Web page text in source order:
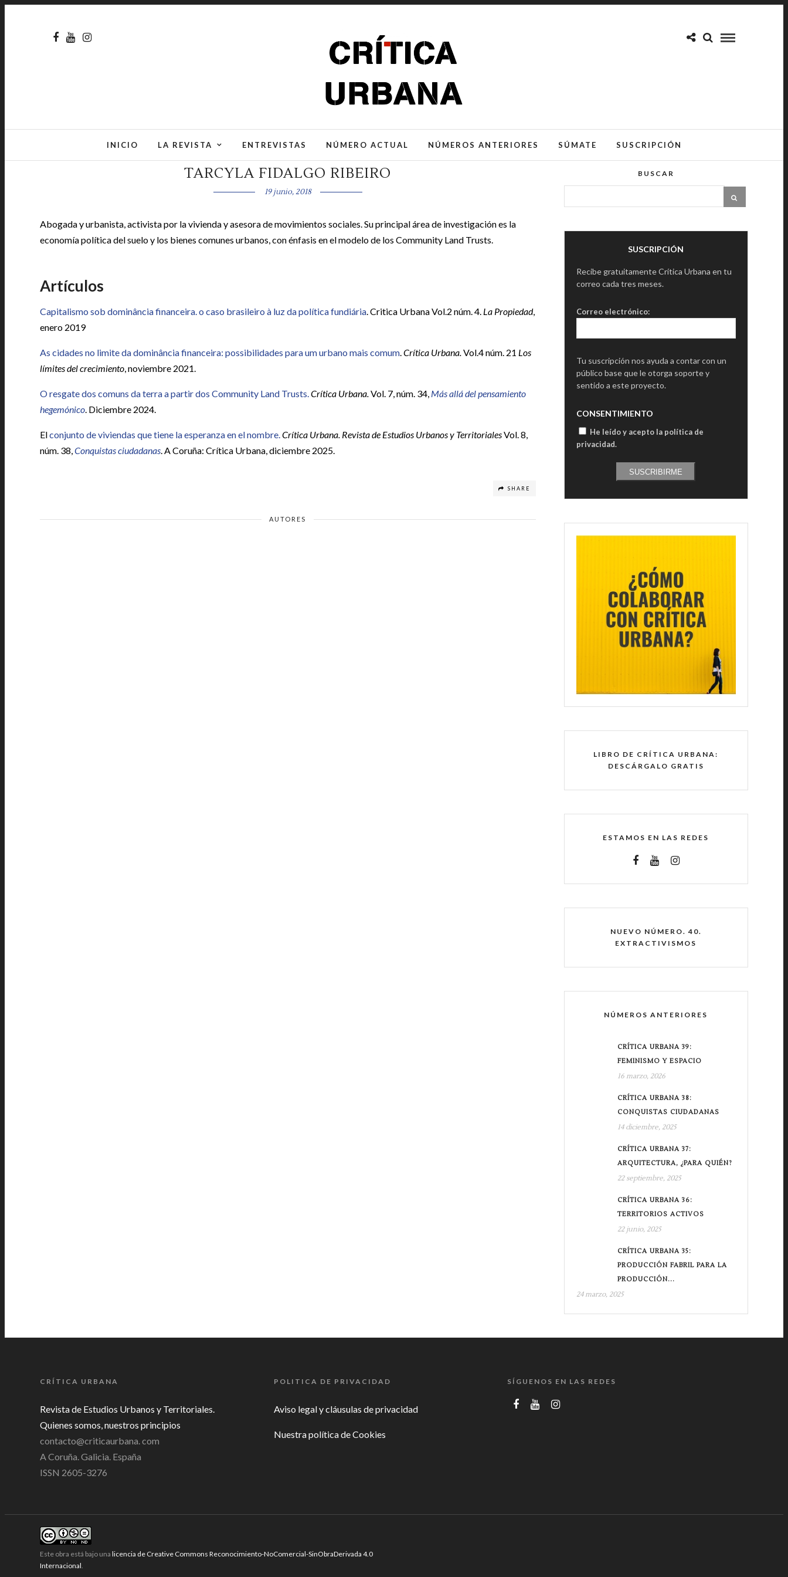
INICIO LA REVISTA ENTREVISTAS NÚMERO ACTUAL NÚMEROS ANTERIORES SÚMATE SUSCRIPCIÓN
TARCYLA FIDALGO RIBEIRO
19 junio, 2018
Abogada y urbanista, activista por la vivienda y asesora de movimientos sociales. Su principal área de investigación es la
economía política del suelo y los bienes comunes urbanos, con énfasis en el modelo de los Community Land Trusts.
Artículos
Capitalismo sob dominância financeira. o caso brasileiro à luz da política fundiária. Critica Urbana Vol.2 núm. 4. La Propiedad,
enero 2019
As cidades no limite da dominância financeira: possibilidades para um urbano mais comum.Crítica Urbana.Vol.4 núm. 21 Los
límites del crecimiento, noviembre 2021.
O resgate dos comuns da terra a partir dos Community Land Trusts.Crítica Urbana.Vol. 7, núm. 34, Más allá del pensamiento
hegemónico. Diciembre 2024.
Elconjunto de viviendas que tiene la esperanza en el nombre.Crítica Urbana. Revista de Estudios Urbanos y TerritorialesVol. 8,
núm. 38,Conquistas ciudadanas. A Coruña: Crítica Urbana, diciembre 2025.
SHARE
AUTORES
BUSCAR
SUSCRIPCIÓN
Recibe gratuitamente Crítica Urbana en tu
correo cada tres meses.
Correo electrónico:
Tu suscripción nos ayuda a contar con un
público base que le otorga soporte y
sentido a este proyecto.
CONSENTIMIENTO
He leído y acepto la política de
privacidad.
SUSCRIBIRME
LIBRO DE CRÍTICA URBANA:
DESCÁRGALO GRATIS
ESTAMOS EN LAS REDES
NUEVO NÚMERO. 40.
EXTRACTIVISMOS
NÚMEROS ANTERIORES
CRÍTICA URBANA 39:
FEMINISMO Y ESPACIO
16 marzo, 2026
CRÍTICA URBANA 38:
CONQUISTAS CIUDADANAS
14 diciembre, 2025
CRÍTICA URBANA 37:
ARQUITECTURA, ¿PARA QUIÉN?
22 septiembre, 2025
CRÍTICA URBANA 36:
TERRITORIOS ACTIVOS
22 junio, 2025
CRÍTICA URBANA 35:
PRODUCCIÓN FABRIL PARA LA
PRODUCCIÓN...
24 marzo, 2025
CRÍTICA URBANA
Revista de Estudios Urbanos y Territoriales.
Quienes somos, nuestros principios
contacto@criticaurbana. com
A Coruña. Galicia. España
ISSN 2605-3276
POLITICA DE PRIVACIDAD
Aviso legal y cláusulas de privacidad
Nuestra política de Cookies
SÍGUENOS EN LAS REDES
Este obra está bajo una licencia de Creative Commons Reconocimiento-NoComercial-SinObraDerivada 4.0
Internacional.